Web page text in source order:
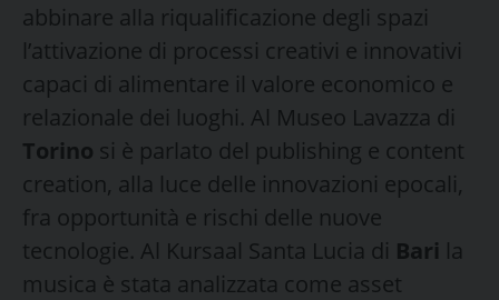
abbinare alla riqualificazione degli spazi
l’attivazione di processi creativi e innovativi
capaci di alimentare il valore economico e
relazionale dei luoghi. Al Museo Lavazza di
Torino si è parlato del publishing e content
creation, alla luce delle innovazioni epocali,
fra opportunità e rischi delle nuove
tecnologie. Al Kursaal Santa Lucia di Bari la
musica è stata analizzata come asset